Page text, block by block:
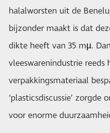
halalworsten uit de
bijzonder maakt is dat
dikte heeft van 35 mµ.
vleeswarenindustrie
verpakkingsmateriaal
‘plasticsdiscussie’
voor enorme